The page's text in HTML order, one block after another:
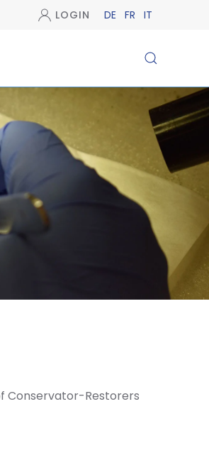
LOGIN DE FR IT
Conservator-Restorers